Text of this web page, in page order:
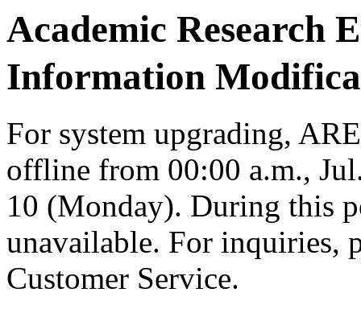
Academic Research
Information
For system upgrading,
offline from 00:00 a.m.,
10 (Monday). During this
unavailable. For inquiries,
Customer Service.